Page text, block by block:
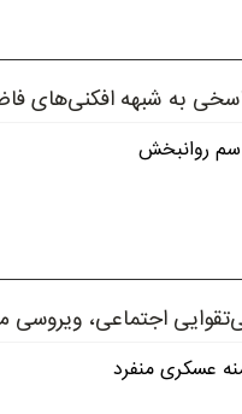
به شبهه افکنی‌های
روانبخش
اجتماعی، ویروسی
عسکری منفرد